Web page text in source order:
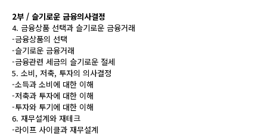
2부 / 슬기로운 금융의사결정
4. 금융상품 선택과 슬기로운 금융거래
-금융상품의 선택
-슬기로운 금융거래
-금융관련 세금의 슬기로운 절세
5. 소비, 저축, 투자의 의사결정
-소득과 소비에 대한 이해
-저축과 투자에 대한 이해
-투자와 투기에 대한 이해
6. 재무설계와 재테크
-라이프 사이클과 재무설계